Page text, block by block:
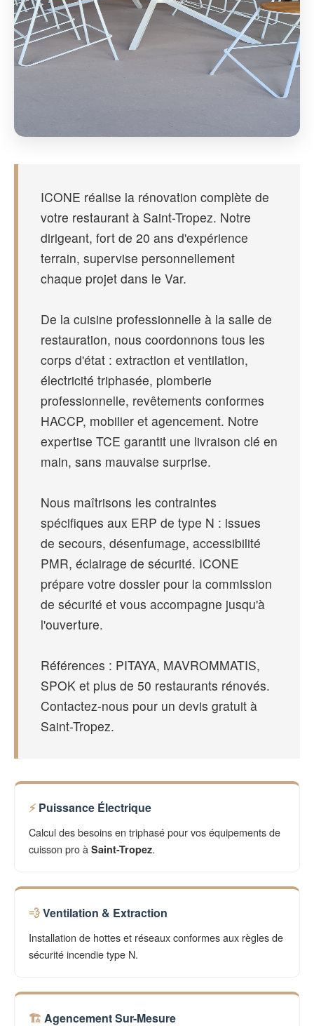
ICONE réalise la rénovation complète de
votre restaurant à Saint-Tropez. Notre
dirigeant, fort de 20 ans d'expérience
terrain, supervise personnellement
chaque projet dans le Var.
De la cuisine professionnelle à la salle de
restauration, nous coordonnons tous les
corps d'état : extraction et ventilation,
électricité triphasée, plomberie
professionnelle, revêtements conformes
HACCP, mobilier et agencement. Notre
expertise TCE garantit une livraison clé en
main, sans mauvaise surprise.
Nous maîtrisons les contraintes
spécifiques aux ERP de type N : issues
de secours, désenfumage, accessibilité
PMR, éclairage de sécurité. ICONE
prépare votre dossier pour la commission
de sécurité et vous accompagne jusqu'à
l'ouverture.
Références : PITAYA, MAVROMMATIS,
SPOK et plus de 50 restaurants rénovés.
Contactez-nous pour un devis gratuit à
Saint-Tropez.
Puissance Électrique
Calcul des besoins en triphasé pour vos équipements de
cuisson pro à Saint-Tropez.
Ventilation & Extraction
Installation de hottes et réseaux conformes aux règles de
sécurité incendie type N.
Agencement Sur-Mesure